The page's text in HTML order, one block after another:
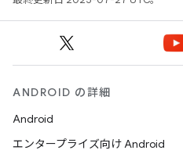
ANDROID の詳細
Android
エンタープライズ向け Android